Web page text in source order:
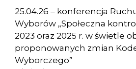
25.04.26 – konferencja
Wyborów „Społeczna
2023 oraz 2025 r. w świetle
proponowanych zmian
Wyborczego”